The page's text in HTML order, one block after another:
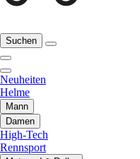
Suchen
Neuheiten
Helme
Mann
Damen
High-Tech
Rennsport